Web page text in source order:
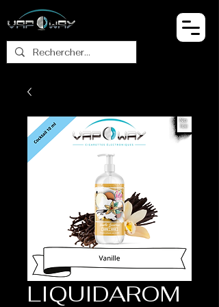
LIQUIDAROM